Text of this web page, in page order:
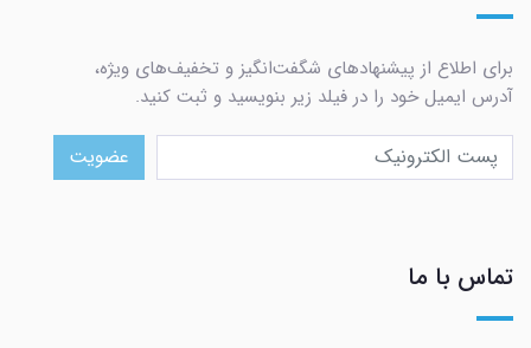
برای اطلاع از پیشنهادهای شگفت‌انگیز و تخفیف‌های ویژه،
آدرس ایمیل خود را در فیلد زیر بنویسید و ثبت کنید.
عضویت
تماس با ما